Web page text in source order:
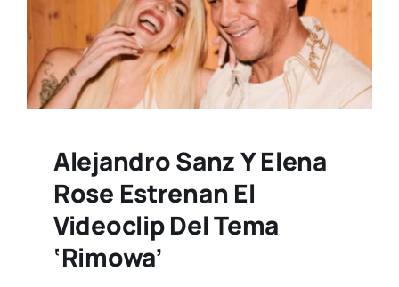
Alejandro Sanz Y Elena
Rose Estrenan El
Videoclip Del Tema
‘Rimowa’